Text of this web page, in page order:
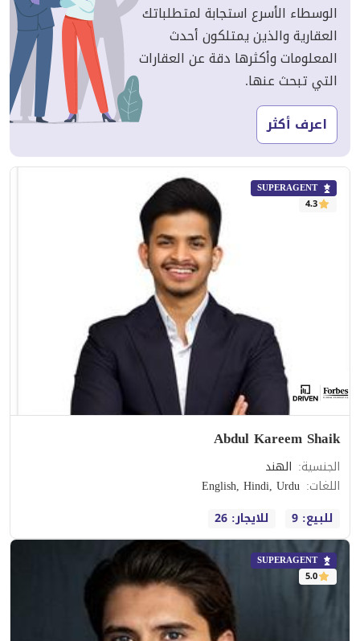
الوسطاء الأسرع استجابة لمتطلباتك
العقارية والذين يمتلكون أحدث
المعلومات وأكثرها دقة عن العقارات
التي تبحث عنها.
اعرف أكثر
SUPERAGENT
4.3
Abdul Kareem Shaik
الجنسية: الهند
اللغات:
English, Hindi, Urdu
للبيع: 9
للايجار: 26
SUPERAGENT
5.0